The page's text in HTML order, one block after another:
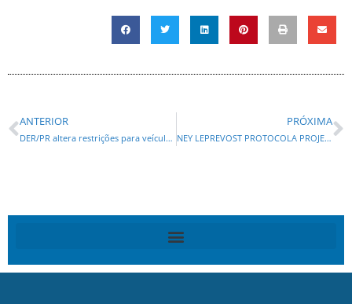
ANTERIOR
DER/PR altera restrições para veículos pesados no ferry boat de Guaratuba
PRÓXIMA
NEY LEPREVOST PROTOCOLA PROJETO QUE CONCESSIONÁRIAS DE RODOVIAS DEVEM MONITORAR RISCOS DE ACIDENTES CLIMÁTICOS